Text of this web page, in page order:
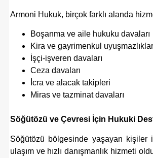
Armoni Hukuk, birçok farklı alanda
Boşanma ve aile hukuku davaları
Kira ve gayrimenkul
İşçi-işveren davaları
Ceza davaları
İcra ve alacak takipleri
Miras ve tazminat davaları
Söğütözü ve Çevresi İçin Hukuki
Söğütözü bölgesinde yaşayan kişiler
ulaşım ve hızlı danışmanlık hizmeti